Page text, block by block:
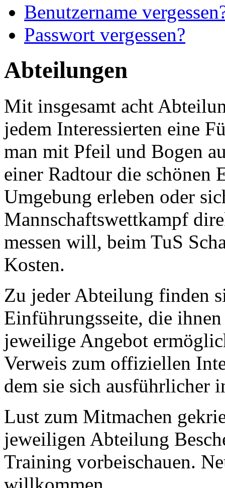
Benutzername
Passwort vergessen?
Abteilungen
Mit insgesamt acht
jedem Interessierten eine
man mit Pfeil und Bogen
einer Radtour die schönen
Umgebung erleben oder
Mannschaftswettkampf
messen will, beim TuS
Kosten.
Zu jeder Abteilung finden
Einführungsseite, die
jeweilige Angebot
Verweis zum offiziellen
dem sie sich ausführlicher
Lust zum Mitmachen
jeweiligen Abteilung
Training vorbeischauen.